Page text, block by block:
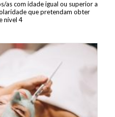
as com idade igual ou superior a
que pretendam obter
nível 4